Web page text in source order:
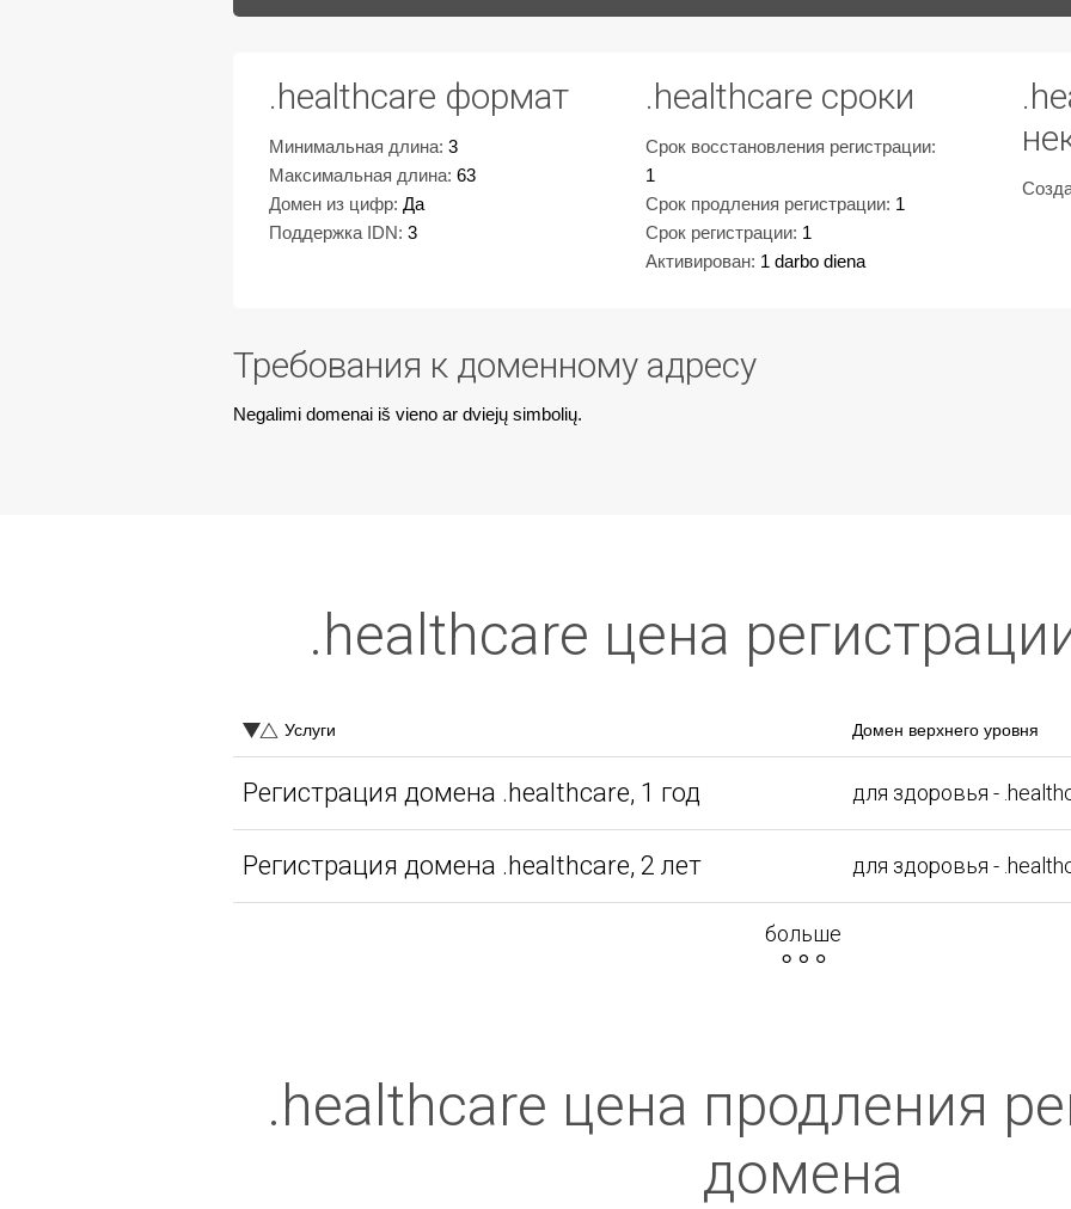
.healthcare формат
Минимальная длина: 3
Максимальная длина: 63
Домен из цифр: Да
Поддержка IDN: 3
.healthcare сроки
Срок восстановления регистрации:
1
Срок продления регистрации: 1
Срок регистрации: 1
Активирован: 1 darbo diena
Требования к доменному адресу
Negalimi domenai iš vieno ar dviejų simbolių.
.healthcare цена
Услуги Домен верхнего уровня
Регистрация домена .healthcare, 1 год для здоровья -
Регистрация домена .healthcare, 2 лет для здоровья -
больше
.healthcare цена продления
домена